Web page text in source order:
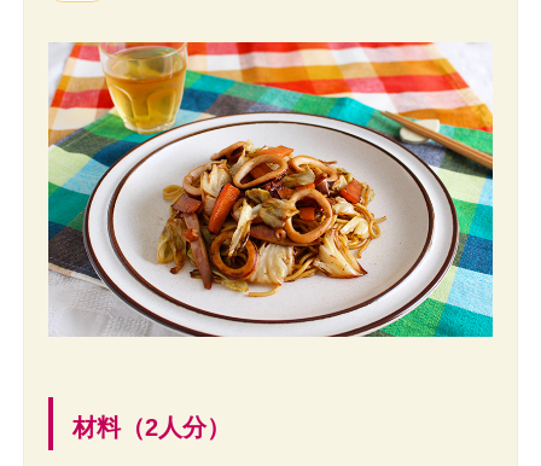
材料（2人分）